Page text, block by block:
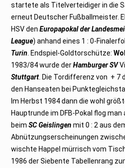
startete als Titelverteidiger in die
erneut Deutscher Fußballmeister.
HSV denEuropapokal der
League) anhand eines 1 : 0-
Turin . Endspiel-Goldtorschütze:
1983/84 wurde derHamburger SV
Stuttgart . Die Tordifferenz von + 7
den Hanseaten bei
Im Herbst 1984 dann die wohl
Hauptrunde im DFB-Pokal flog
beimSC Geislingen mit 0 : 2 aus
Abnützungserscheinungen
wischte Happel mürrisch vom
1986 der Siebente Tabellenrang